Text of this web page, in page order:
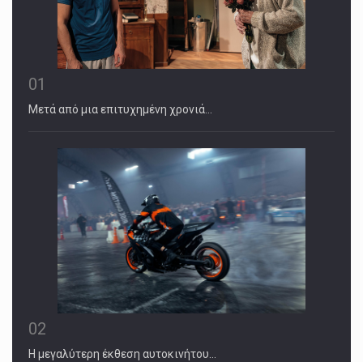
01
Μετά από μια επιτυχημένη χρονιά…
02
Η μεγαλύτερη έκθεση αυτοκινήτου…